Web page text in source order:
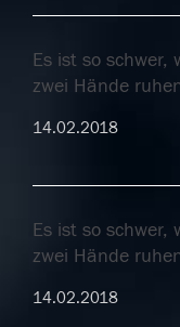
Es ist so schwer,
zwei Hände
14.02.2018
Es ist so schwer,
zwei Hände
14.02.2018